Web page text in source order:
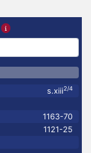
s.xiii2/4
1163-70
1121-25